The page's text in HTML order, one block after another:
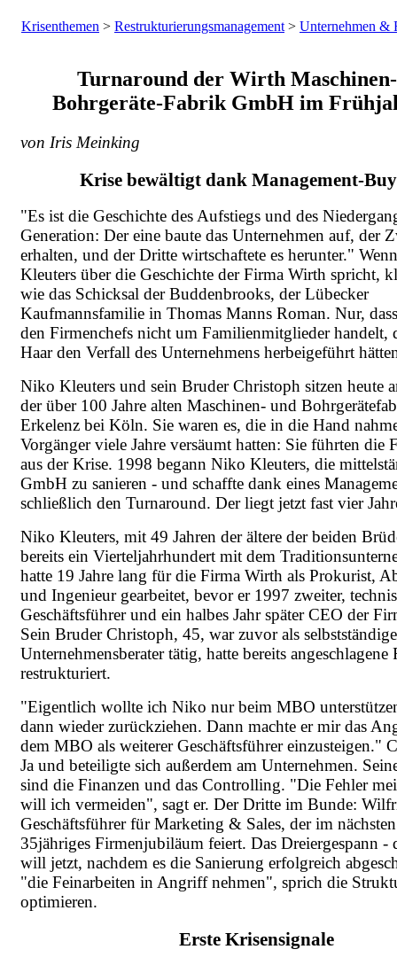
Krisenthemen > Restrukturierungsmanagement > Unternehmen &
Turnaround der Wirth
Bohrgeräte-Fabrik GmbH im
von Iris Meinking
Krise bewältigt dank Management-
"Es ist die Geschichte des Aufstiegs und des
Generation: Der eine baute das Unternehmen auf, der
erhalten, und der Dritte wirtschaftete es herunter."
Kleuters über die Geschichte der Firma Wirth spricht,
wie das Schicksal der Buddenbrooks, der Lübecker
Kaufmannsfamilie in Thomas Manns Roman. Nur,
den Firmenchefs nicht um Familienmitglieder handelt,
Haar den Verfall des Unternehmens herbeigeführt
Niko Kleuters und sein Bruder Christoph sitzen heute
der über 100 Jahre alten Maschinen- und
Erkelenz bei Köln. Sie waren es, die in die Hand
Vorgänger viele Jahre versäumt hatten: Sie führten die
aus der Krise. 1998 begann Niko Kleuters, die
GmbH zu sanieren - und schaffte dank eines
schließlich den Turnaround. Der liegt jetzt fast vier
Niko Kleuters, mit 49 Jahren der ältere der beiden
bereits ein Vierteljahrhundert mit dem
hatte 19 Jahre lang für die Firma Wirth als Prokurist,
und Ingenieur gearbeitet, bevor er 1997 zweiter,
Geschäftsführer und ein halbes Jahr später CEO der
Sein Bruder Christoph, 45, war zuvor als
Unternehmensberater tätig, hatte bereits angeschlagene
restrukturiert.
"Eigentlich wollte ich Niko nur beim MBO
dann wieder zurückziehen. Dann machte er mir das
dem MBO als weiterer Geschäftsführer einzusteigen."
Ja und beteiligte sich außerdem am Unternehmen.
sind die Finanzen und das Controlling. "Die Fehler
will ich vermeiden", sagt er. Der Dritte im Bunde:
Geschäftsführer für Marketing & Sales, der im
35jähriges Firmenjubiläum feiert. Das Dreiergespann
will jetzt, nachdem es die Sanierung erfolgreich
"die Feinarbeiten in Angriff nehmen", sprich die
optimieren.
Erste Krisensignale